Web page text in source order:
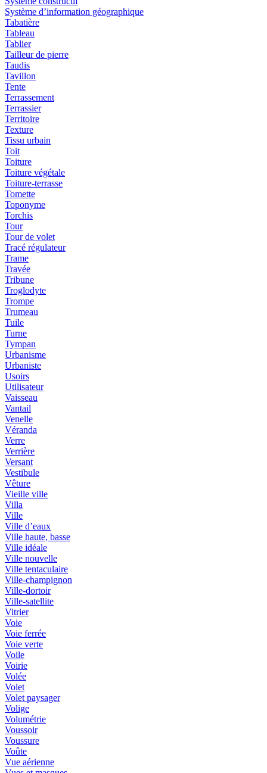
Système d’information géographique
Tabatière
Tableau
Tablier
Tailleur de pierre
Taudis
Tavillon
Tente
Terrassement
Terrassier
Territoire
Texture
Tissu urbain
Toit
Toiture
Toiture végétale
Toiture-terrasse
Tomette
Toponyme
Torchis
Tour
Tour de volet
Tracé régulateur
Trame
Travée
Tribune
Troglodyte
Trompe
Trumeau
Tuile
Turne
Tympan
Urbanisme
Urbaniste
Usoirs
Utilisateur
Vaisseau
Vantail
Venelle
Véranda
Verre
Verrière
Versant
Vestibule
Vêture
Vieille ville
Villa
Ville
Ville d’eaux
Ville haute, basse
Ville idéale
Ville nouvelle
Ville tentaculaire
Ville-champignon
Ville-dortoir
Ville-satellite
Vitrier
Voie
Voie ferrée
Voie verte
Voile
Voirie
Volée
Volet
Volet paysager
Volige
Volumétrie
Voussoir
Voussure
Voûte
Vue aérienne